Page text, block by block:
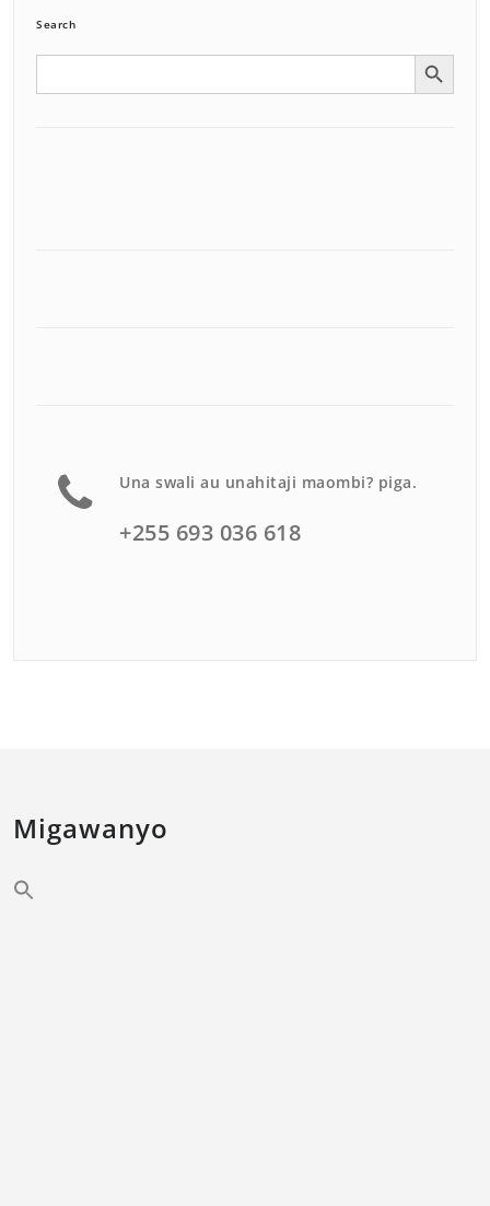
Search
Search Search Button
Una swali au unahitaji maombi? piga.
+255 693 036 618
Migawanyo